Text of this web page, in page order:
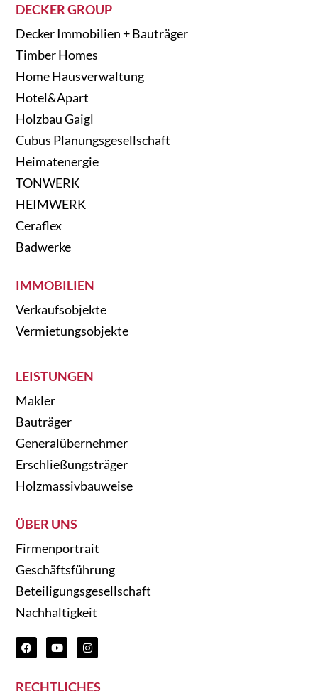
DECKER GROUP
Decker Immobilien + Bauträger
Timber Homes
Home Hausverwaltung
Hotel&Apart
Holzbau Gaigl
Cubus Planungsgesellschaft
Heimatenergie
TONWERK
HEIMWERK
Ceraflex
Badwerke
IMMOBILIEN
Verkaufsobjekte
Vermietungsobjekte
LEISTUNGEN
Makler
Bauträger
Generalübernehmer
Erschließungsträger
Holzmassivbauweise
ÜBER UNS
Firmenportrait
Geschäftsführung
Beteiligungsgesellschaft
Nachhaltigkeit
RECHTLICHES